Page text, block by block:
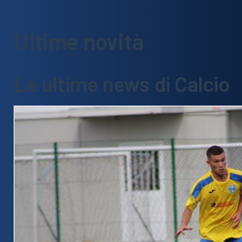
Ultime novità
Le ultime news di Calcio